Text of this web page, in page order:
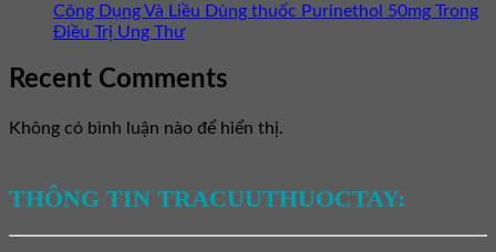
Công Dụng Và Liều Dùng thuốc Purinethol 50mg Trong
Điều Trị Ung Thư
Recent Comments
Không có bình luận nào để hiển thị.
THÔNG TIN TRACUUTHUOCTAY: